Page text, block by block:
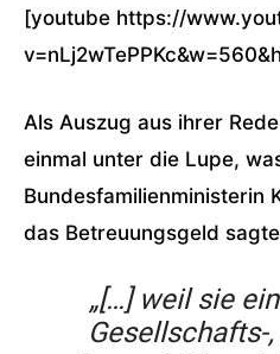
[youtube https://
Als Auszug aus ihrer
einmal unter die Lupe,
Bundesfamilienministerin
das Betreuungsgeld
„[…] weil sie
Gesellschafts-